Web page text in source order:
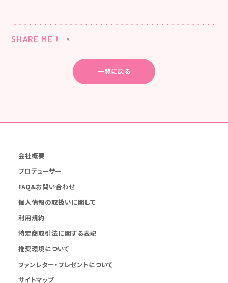
SHARE ME !
一覧に戻る
会社概要
プロデューサー
FAQ&お問い合わせ
個人情報の取扱いに関して
利用規約
特定商取引法に関する表記
推奨環境について
ファンレター・プレゼントについて
サイトマップ